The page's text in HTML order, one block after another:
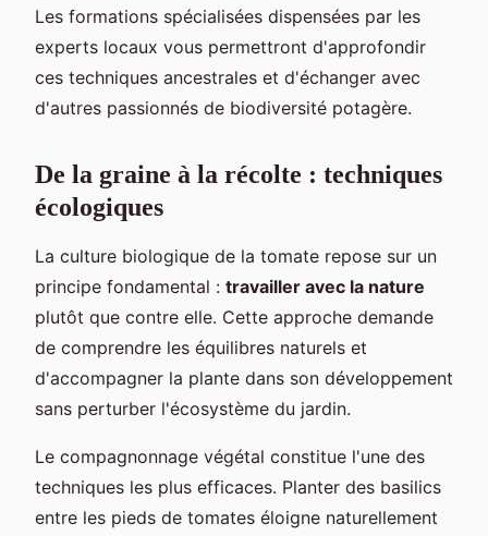
Les formations spécialisées dispensées par les
experts locaux vous permettront d'approfondir
ces techniques ancestrales et d'échanger avec
d'autres passionnés de biodiversité potagère.
De la graine à la récolte : techniques
écologiques
La culture biologique de la tomate repose sur un
principe fondamental : travailler avec la nature
plutôt que contre elle. Cette approche demande
de comprendre les équilibres naturels et
d'accompagner la plante dans son développement
sans perturber l'écosystème du jardin.
Le compagnonnage végétal constitue l'une des
techniques les plus efficaces. Planter des basilics
entre les pieds de tomates éloigne naturellement